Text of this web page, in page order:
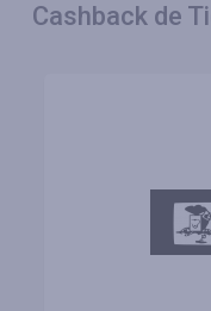
Cashback de